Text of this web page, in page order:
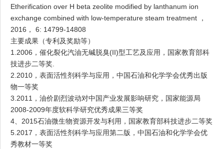
Etherification over H beta zeolite modified by lanthanum ion
exchange combined with low-temperature steam treatment
，
2016 ， 6: 14799-14808
主要成果（专利及奖励等）
1.2006 ，催化裂化汽油无碱脱臭(II)型工艺及应用，国家教育部科
技进步二等奖
2.2010 ，表面活性剂科学与应用，中国石油和化学学会优秀出版
物一等奖
3.2011 ，油价剧烈波动对中国产业发展影响研究，国家能源局
2008-2009年度软科学研究优秀成果三等奖
4
2015石油微生物资源开发与利用，国家教育部科技进步二等奖
5.2017 ，表面活性剂科学与应用第二版，中国石油和化学学会优
秀教材一等奖